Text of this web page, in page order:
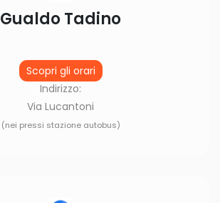
Gualdo Tadino
Scopri gli orari
Indirizzo:
Via Lucantoni
(nei pressi stazione autobus)